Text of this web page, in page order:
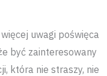
uwagi poświęca
być zainteresowany
która nie straszy, nie